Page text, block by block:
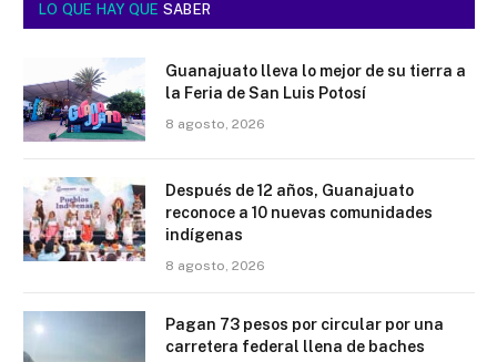
LO QUE HAY QUE SABER
Guanajuato lleva lo mejor de su tierra a
la Feria de San Luis Potosí
8 agosto, 2026
Después de 12 años, Guanajuato
reconoce a 10 nuevas comunidades
indígenas
8 agosto, 2026
Pagan 73 pesos por circular por una
carretera federal llena de baches